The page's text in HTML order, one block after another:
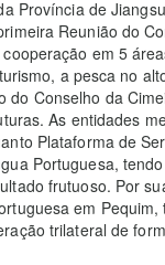
Província de
Reunião do
em 5
a pesca no
do Conselho da
As entidades
Plataforma de
Portuguesa, tendo
frutuoso. Por
em
trilateral de